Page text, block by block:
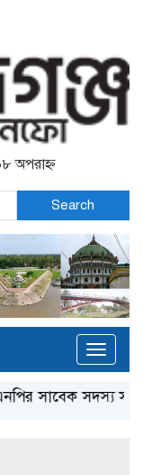
অপরাহ্ন
Search
সাবেক সদস্য